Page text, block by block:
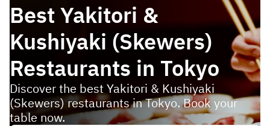
Best Yakitori &
Kushiyaki (Skewers)
Restaurants in Tokyo
Discover the best Yakitori & Kushiyaki
(Skewers) restaurants in Tokyo. Book your
table now.